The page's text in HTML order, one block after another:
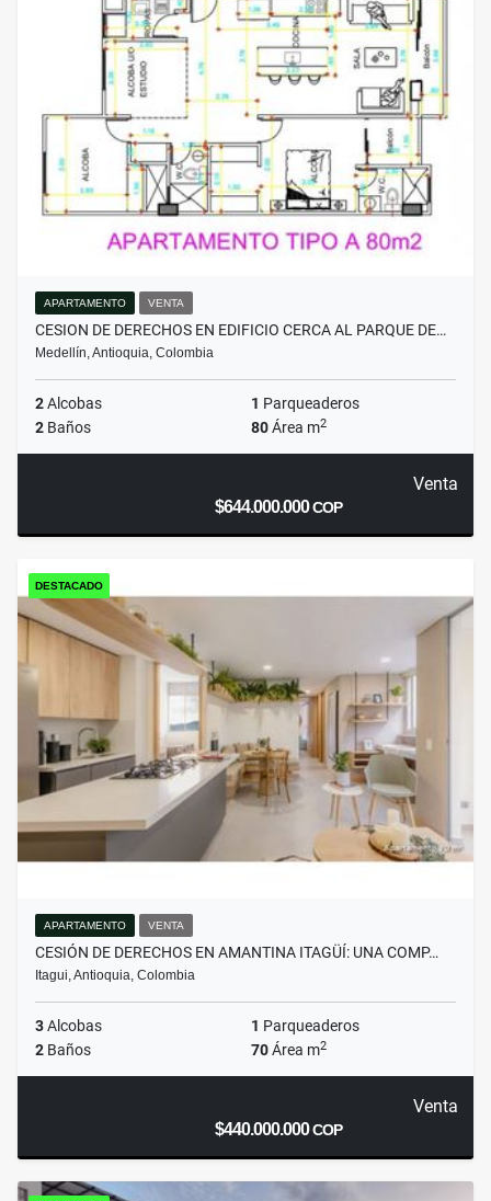
APARTAMENTO VENTA
CESION DE DERECHOS EN EDIFICIO CERCA AL PARQUE DE…
Medellín, Antioquia, Colombia
2Alcobas 1 Parqueaderos
2 Baños 80Área m2
Venta
$644.000.000COP
DESTACADO
APARTAMENTO VENTA
CESIÓN DE DERECHOS EN AMANTINA ITAGÜÍ: UNA COMP…
Itagui, Antioquia, Colombia
3Alcobas 1 Parqueaderos
2 Baños 70Área m2
Venta
$440.000.000COP